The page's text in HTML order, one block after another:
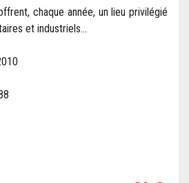
chaque année, un lieu privilégié
et industriels...